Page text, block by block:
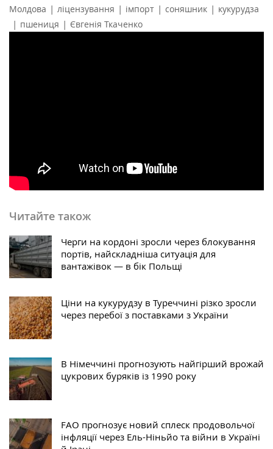
Молдова | ліцензування | імпорт | соняшник | кукурудза
| пшениця | Євгенія Ткаченко
Читайте також
Черги на кордоні зросли через блокування
портів, найскладніша ситуація для
вантажівок — в бік Польщі
Ціни на кукурудзу в Туреччині різко зросли
через перебої з поставками з України
В Німеччині прогнозують найгірший врожай
цукрових буряків із 1990 року
FAO прогнозує новий сплеск продовольчої
інфляції через Ель-Ніньйо та війни в Україні